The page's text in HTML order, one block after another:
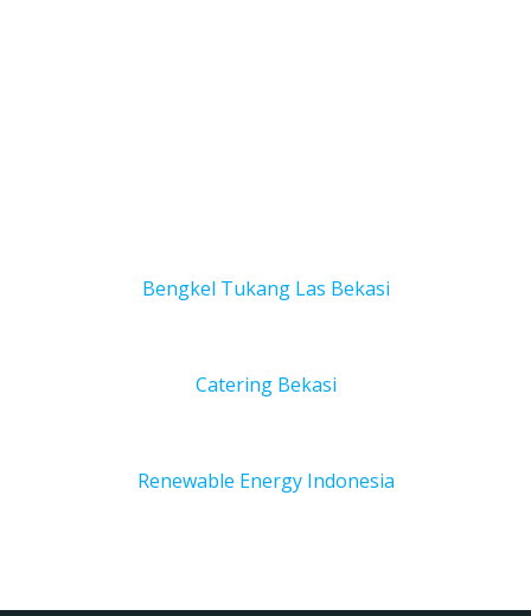
Bengkel Tukang Las Bekasi
Catering Bekasi
Renewable Energy Indonesia